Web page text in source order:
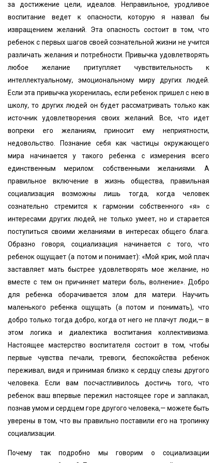
за достижение цели, идеалов. Неправильное, уродливое
воспитание ведет к опасности, которую я назвал бы
извращением желаний. Эта опасность состоит в том, что
ребенок с первых шагов своей сознательной жизни не учится
различать желания и потребности. Привычка удовлетворять
любое желание притупляет чувствительность к
интеллектуальному, эмоциональному миру других людей.
Если эта привычка укоренилась, если ребенок пришел с нею в
школу, то других людей он будет рассматривать только как
источник удовлетворения своих желаний. Все, что идет
вопреки его желаниям, приносит ему неприятности,
недовольство. Познание себя как частицы окружающего
мира начинается у такого ребенка с измерения всего
единственным мерилом: собственными желаниями. А
правильное включение в жизнь общества, правильная
социализация возможны лишь тогда, когда человек
сознательно стремится к гармонии собственного «я» с
интересами других людей, не только умеет, но и старается
поступиться своими желаниями в интересах общего блага.
Образно говоря, социализация начинается с того, что
ребенок ощущает (а потом и понимает): «Мой крик, мой плач
заставляет мать быстрее удовлетворять мое желание, но
вместе с тем он причиняет матери боль, волнение». Добро
для ребенка оборачивается злом для матери. Научить
маленького ребенка ощущать (а потом и понимать), что
добро только тогда добро, когда от него не плачут люди,— в
этом логика и диалектика воспитания коллективизма.
Настоящее мастерство воспитателя состоит в том, чтобы
первые чувства печали, тревоги, беспокойства ребенок
переживал, видя и принимая близко к сердцу слезы другого
человека. Если вам посчастливилось достичь того, что
ребенок ваш впервые пережил настоящее горе и заплакал,
познав умом и сердцем горе другого человека,— можете быть
уверены в том, что вы правильно поставили его на тропинку
социализации.
Почему так подробно мы говорим о социализации